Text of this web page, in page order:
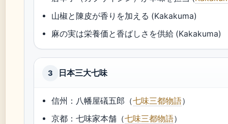
山椒と陳皮が香りを加える (Kakakuma)
麻の実は栄養価と香ばしさを供給 (Kakakuma)
3 日本三大七味
信州：八幡屋礒五郎（七味三都物語）
京都：七味家本舗（七味三都物語）